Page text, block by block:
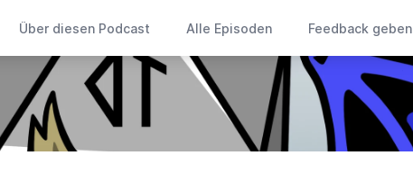
Über diesen Podcast Alle Episoden Feedback geben